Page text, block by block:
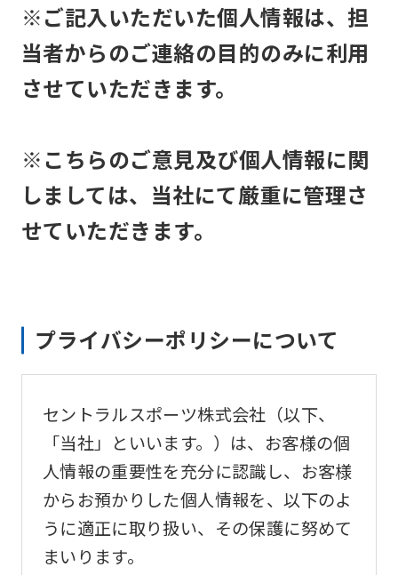
※ご記入いただいた個人情報は、担
当者からのご連絡の目的のみに利用
させていただきます。
※こちらのご意見及び個人情報に関
しましては、当社にて厳重に管理さ
せていただきます。
プライバシーポリシーについて
セントラルスポーツ株式会社（以下、
「当社」といいます。）は、お客様の個
人情報の重要性を充分に認識し、お客様
からお預かりした個人情報を、以下のよ
うに適正に取り扱い、その保護に努めて
まいります。